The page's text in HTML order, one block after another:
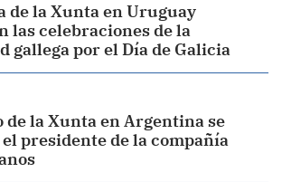
de la Xunta en Uruguay
las celebraciones de la
gallega por el Día de Galicia
de la Xunta en Argentina se
presidente de la compañía